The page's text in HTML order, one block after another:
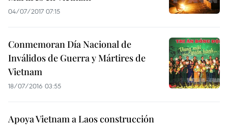
04/07/2017 07:15
Conmemoran Día Nacional de
Inválidos de Guerra y Mártires de
Vietnam
18/07/2016 03:55
Apoya Vietnam a Laos construcción